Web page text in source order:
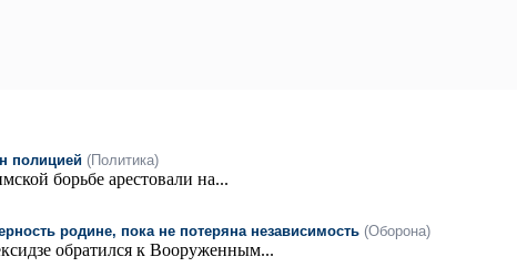
полицией (Политика)
борьбе арестовали на...
родине, пока не потеряна независимость (Оборона)
обратился к Вооруженным...